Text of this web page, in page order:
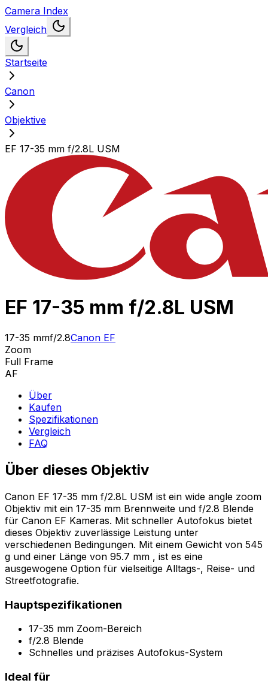
Camera Index
Vergleich
Startseite
Canon
Objektive
EF 17-35 mm f/2.8L USM
EF 17-35 mm f/2.8L USM
17-35 mmf/2.8Canon EF
Zoom
Full Frame
AF
Über
Kaufen
Spezifikationen
Vergleich
FAQ
Über dieses Objektiv
Canon EF 17-35 mm f/2.8L USM ist ein wide angle zoom
Objektiv mit ein 17-35 mm Brennweite und f/2.8 Blende
für Canon EF Kameras. Mit schneller Autofokus bietet
dieses Objektiv zuverlässige Leistung unter
verschiedenen Bedingungen. Mit einem Gewicht von 545
g und einer Länge von 95.7 mm , ist es eine
ausgewogene Option für vielseitige Alltags-, Reise- und
Streetfotografie.
Hauptspezifikationen
17-35 mm Zoom-Bereich
f/2.8 Blende
Schnelles und präzises Autofokus-System
Ideal für